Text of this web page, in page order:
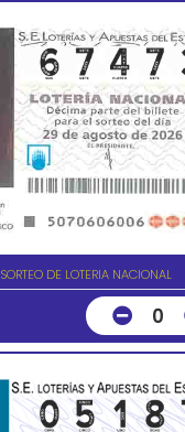
SORTEO DE LOTERIA NACIONAL
0